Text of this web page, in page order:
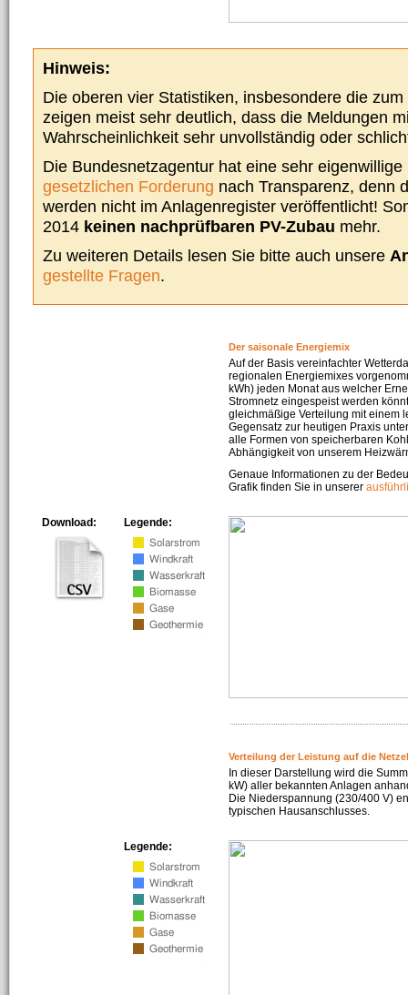
Hinweis:
Die oberen vier Statistiken, insbesondere die
zeigen meist sehr deutlich, dass die Meldungen
Wahrscheinlichkeit sehr unvollständig oder
Die Bundesnetzagentur hat eine sehr
gesetzlichen Forderung nach Transparenz, denn
werden nicht im Anlagenregister veröffentlicht!
2014 keinen nachprüfbaren PV-Zubau mehr.
Zu weiteren Details lesen Sie bitte auch unsere
gestellte Fragen.
Der saisonale Energiemix
Auf der Basis vereinfachter
regionalen Energiemixes
kWh) jeden Monat aus welcher
Stromnetz eingespeist werden
gleichmäßige Verteilung mit einem
Gegensatz zur heutigen Praxis
alle Formen von speicherbaren
Abhängigkeit von unserem
Genaue Informationen zu der
Grafik finden Sie in unserer
Legende:
Download:
Verteilung der Leistung auf die
In dieser Darstellung wird die
kW) aller bekannten Anlagen
Die Niederspannung (230/400 V)
typischen Hausanschlusses.
Legende: